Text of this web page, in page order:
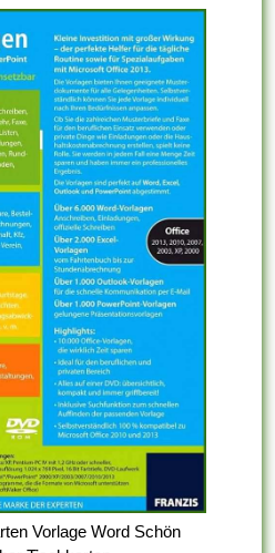
Vorlage Word Schön